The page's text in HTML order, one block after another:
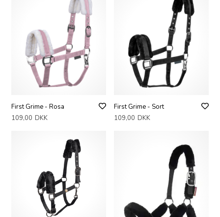
First Grime - Rosa
109,00 DKK
First Grime - Sort
109,00 DKK